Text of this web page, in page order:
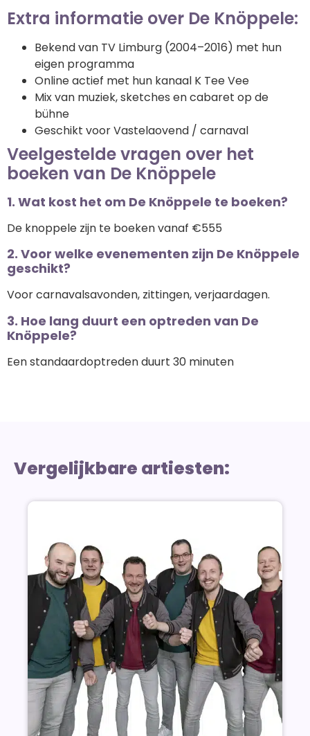
Extra informatie over De Knöppele:
Bekend van TV Limburg (2004–2016) met hun
eigen programma
Online actief met hun kanaal K Tee Vee
Mix van muziek, sketches en cabaret op de
bühne
Geschikt voor Vastelaovend / carnaval
Veelgestelde vragen over het
boeken van De Knöppele
1. Wat kost het om De Knöppele te boeken?
De knoppele zijn te boeken vanaf €555
2. Voor welke evenementen zijn De Knöppele
geschikt?
Voor carnavalsavonden, zittingen, verjaardagen.
3. Hoe lang duurt een optreden van De
Knöppele?
Een standaardoptreden duurt 30 minuten
Vergelijkbare artiesten: